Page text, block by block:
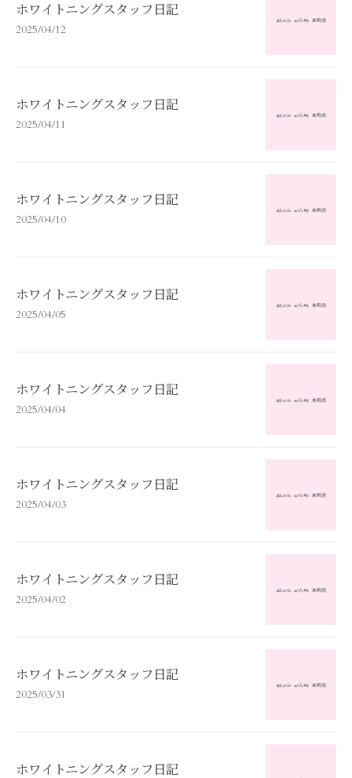
ホワイトニングスタッフ日記
2025/04/12
ホワイトニングスタッフ日記
2025/04/11
ホワイトニングスタッフ日記
2025/04/10
ホワイトニングスタッフ日記
2025/04/05
ホワイトニングスタッフ日記
2025/04/04
ホワイトニングスタッフ日記
2025/04/03
ホワイトニングスタッフ日記
2025/04/02
ホワイトニングスタッフ日記
2025/03/31
ホワイトニングスタッフ日記